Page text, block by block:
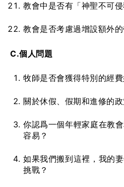
教會中是否有「神聖不可
教會是否考慮過增設額外的
C.個人問題
牧師是否會獲得特別的經
關於休假、假期和進修的政
你認爲一個年輕家庭在教
容易？
如果我們搬到這裡，我的
挑戰？